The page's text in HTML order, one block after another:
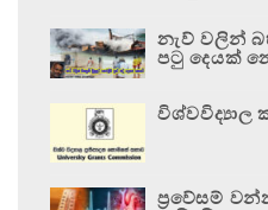
නැව් වලින්
පටු දෙයක්
ප්‍රවේසම්